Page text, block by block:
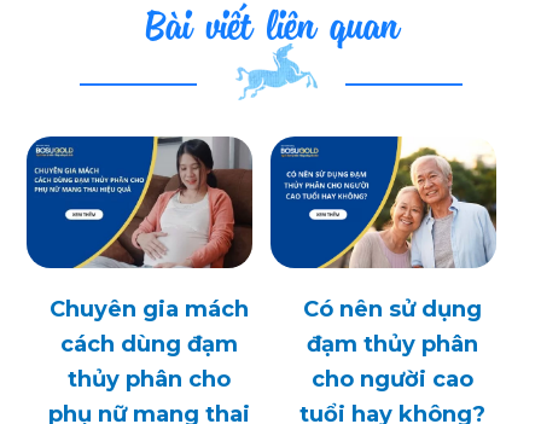
Bài viết liên quan
Chuyên gia mách
cách dùng đạm
thủy phân cho
phụ nữ mang thai
Có nên sử dụng
đạm thủy phân
cho người cao
tuổi hay không?